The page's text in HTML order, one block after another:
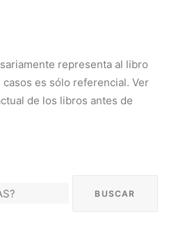
representa al libro
es sólo referencial. Ver
de los libros antes de